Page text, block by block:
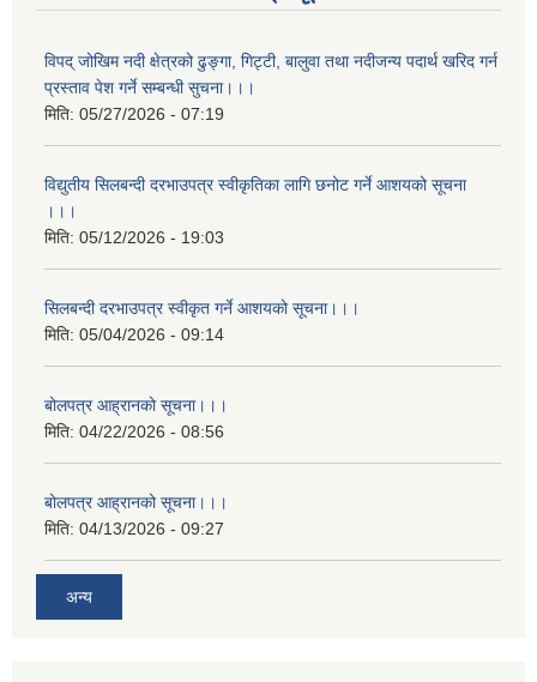
विपद् जोखिम नदी क्षेत्रको ढुङ्गा, गिट्टी, बालुवा तथा नदीजन्य पदार्थ खरिद गर्न
प्रस्ताव पेश गर्ने सम्बन्धी सुचना।।।
मिति: 05/27/2026 - 07:19
विद्युतीय सिलबन्दी दरभाउपत्र स्वीकृतिका लागि छनोट गर्ने आशयको सूचना
।।।
मिति: 05/12/2026 - 19:03
सिलबन्दी दरभाउपत्र स्वीकृत गर्ने आशयको सूचना।।।
मिति: 05/04/2026 - 09:14
बोलपत्र आह्रानको सूचना।।।
मिति: 04/22/2026 - 08:56
बोलपत्र आह्रानको सूचना।।।
मिति: 04/13/2026 - 09:27
अन्य